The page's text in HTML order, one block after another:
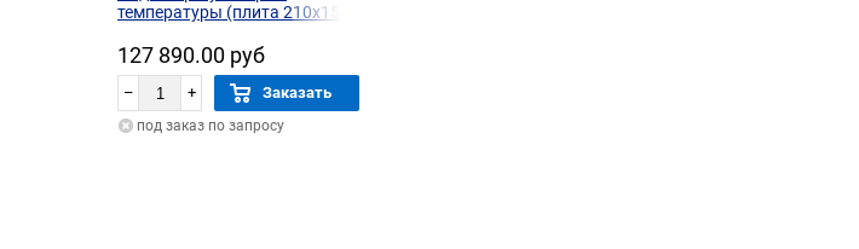
температуры (плита 210х150
127 890.00 руб
– + Заказать
под заказ по запросу